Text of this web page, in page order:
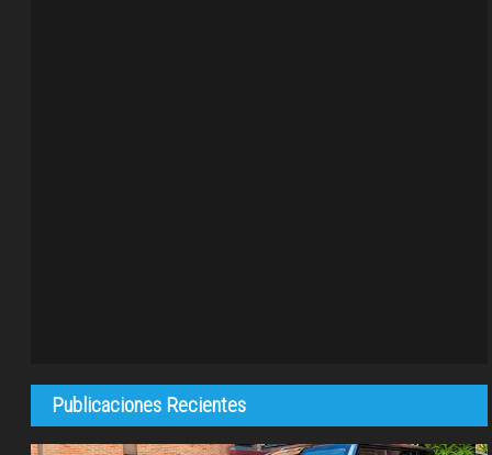
Publicaciones Recientes